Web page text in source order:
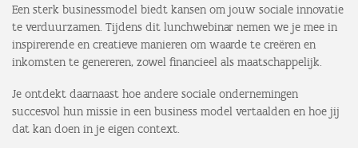
Een sterk businessmodel biedt kansen om jouw sociale innovatie
te verduurzamen. Tijdens dit lunchwebinar nemen we je mee in
inspirerende en creatieve manieren om waarde te creëren en
inkomsten te genereren, zowel financieel als maatschappelijk.
Je ontdekt daarnaast hoe andere sociale ondernemingen
succesvol hun missie in een business model vertaalden en hoe jij
dat kan doen in je eigen context.